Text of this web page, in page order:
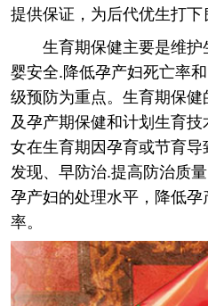
提供保证，为后代优生打下
生育期保健主要是维
婴安全.降低孕产妇死亡率
级预防为重点。生育期保
及孕产期保健和计划生育
女在生育期因孕育或节育
发现、早防治.提高防治质
孕产妇的处理水平，降低
率。